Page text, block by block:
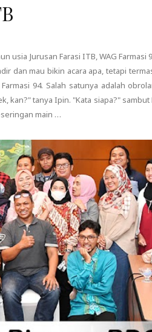
usia Jurusan Farasi ITB, WAG Farmasi
dan mau bikin acara apa, tetapi
94. Salah satunya adalah
kan?" tanya Ipin. "Kata siapa?" sambut
main …